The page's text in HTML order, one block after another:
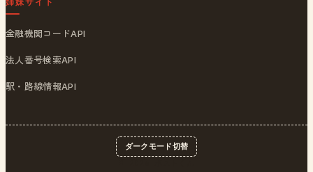
金融機関コードAPI
法人番号検索API
駅・路線情報API
ダークモード切替